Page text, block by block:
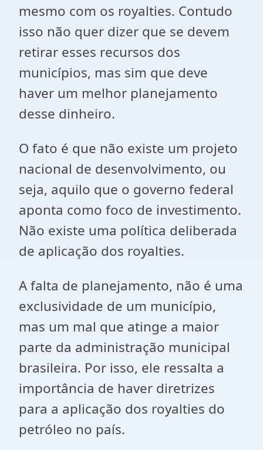
mesmo com os royalties. Contudo
isso não quer dizer que se devem
retirar esses recursos dos
municípios, mas sim que deve
haver um melhor planejamento
desse dinheiro.
O fato é que não existe um projeto
nacional de desenvolvimento, ou
seja, aquilo que o governo federal
aponta como foco de investimento.
Não existe uma política deliberada
de aplicação dos royalties.
A falta de planejamento, não é uma
exclusividade de um município,
mas um mal que atinge a maior
parte da administração municipal
brasileira. Por isso, ele ressalta a
importância de haver diretrizes
para a aplicação dos royalties do
petróleo no país.